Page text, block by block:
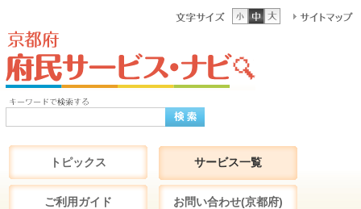
トピックス サービス一覧
ご利用ガイド お問い合わせ(京都府)